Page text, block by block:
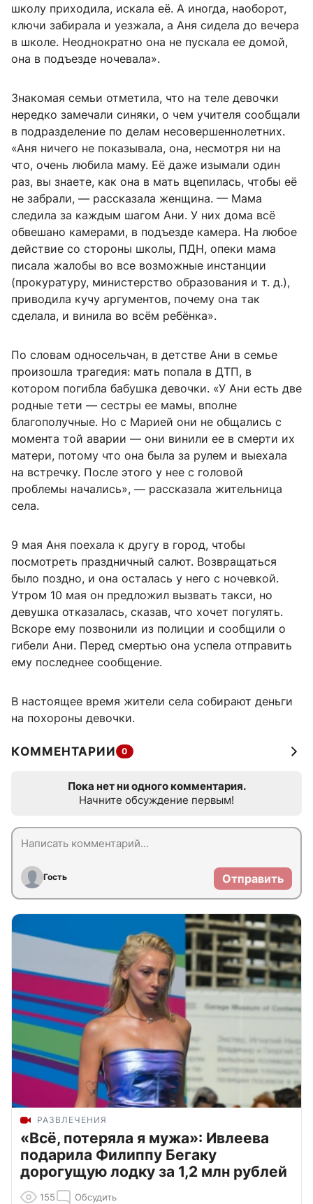
школу приходила, искала её. А иногда, наоборот,
ключи забирала и уезжала, а Аня сидела до вечера
в школе. Неоднократно она не пускала ее домой,
она в подъезде ночевала».
Знакомая семьи отметила, что на теле девочки
нередко замечали синяки, о чем учителя сообщали
в подразделение по делам несовершеннолетних.
«Аня ничего не показывала, она, несмотря ни на
что, очень любила маму. Её даже изымали один
раз, вы знаете, как она в мать вцепилась, чтобы её
не забрали, — рассказала женщина. — Мама
следила за каждым шагом Ани. У них дома всё
обвешано камерами, в подъезде камера. На любое
действие со стороны школы, ПДН, опеки мама
писала жалобы во все возможные инстанции
(прокуратуру, министерство образования и т. д.),
приводила кучу аргументов, почему она так
сделала, и винила во всём ребёнка».
По словам односельчан, в детстве Ани в семье
произошла трагедия: мать попала в ДТП, в
котором погибла бабушка девочки. «У Ани есть две
родные тети — сестры ее мамы, вполне
благополучные. Но с Марией они не общались с
момента той аварии — они винили ее в смерти их
матери, потому что она была за рулем и выехала
на встречку. После этого у нее с головой
проблемы начались», — рассказала жительница
села.
9 мая Аня поехала к другу в город, чтобы
посмотреть праздничный салют. Возвращаться
было поздно, и она осталась у него с ночевкой.
Утром 10 мая он предложил вызвать такси, но
девушка отказалась, сказав, что хочет погулять.
Вскоре ему позвонили из полиции и сообщили о
гибели Ани. Перед смертью она успела отправить
ему последнее сообщение.
В настоящее время жители села собирают деньги
на похороны девочки.
КОММЕНТАРИИ 0
Пока нет ни одного комментария.
Начните обсуждение первым!
Гость Отправить
РАЗВЛЕЧЕНИЯ
«Всё, потеряла я мужа»: Ивлеева
подарила Филиппу Бегаку
дорогущую лодку за 1,2 млн рублей
155 Обсудить